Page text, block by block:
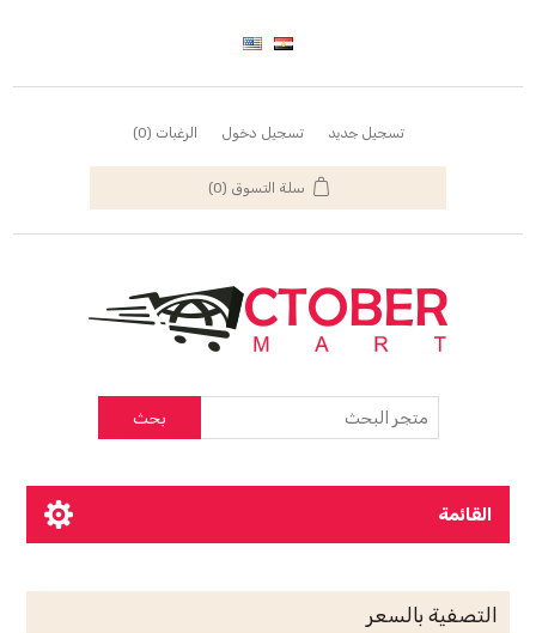
تسجيل جديد تسجيل دخول الرغبات (0)
سلة التسوق (0)
بحث
القائمة
التصفية بالسعر